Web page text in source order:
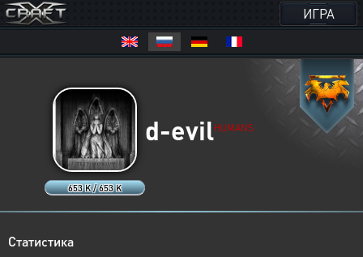
ИГРА
653 K / 653 K
d-evilHUMANS
Статистика